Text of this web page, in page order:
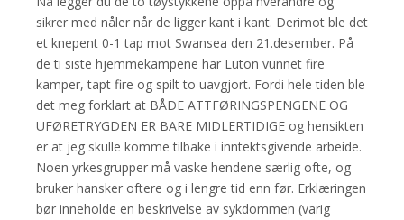
sikrer med nåler når de ligger kant i kant. Derimot ble det
et knepent 0-1 tap mot Swansea den 21.desember. På
de ti siste hjemmekampene har Luton vunnet fire
kamper, tapt fire og spilt to uavgjort. Fordi hele tiden ble
det meg forklart at BÅDE ATTFØRINGSPENGENE OG
UFØRETRYGDEN ER BARE MIDLERTIDIGE og hensikten
er at jeg skulle komme tilbake i inntektsgivende arbeide.
Noen yrkesgrupper må vaske hendene særlig ofte, og
bruker hansker oftere og i lengre tid enn før. Erklæringen
bør inneholde en beskrivelse av sykdommen (varig